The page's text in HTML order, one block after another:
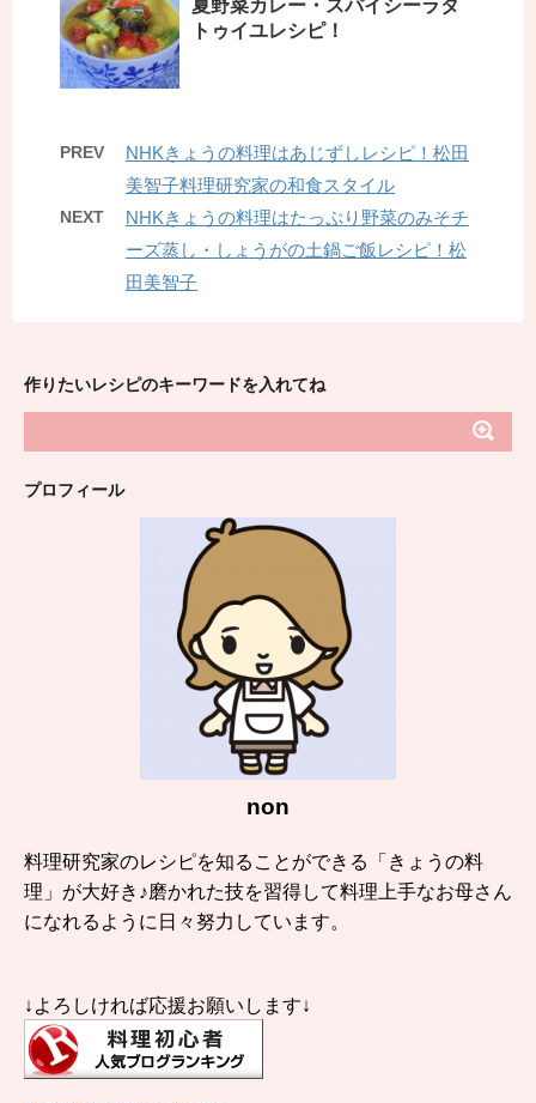
夏野菜カレー・スパイシーラタ
トゥイユレシピ！
PREV
NHKきょうの料理はあじずしレシピ！松田
美智子料理研究家の和食スタイル
NEXT
NHKきょうの料理はたっぷり野菜のみそチ
ーズ蒸し・しょうがの土鍋ご飯レシピ！松
田美智子
作りたいレシピのキーワードを入れてね
プロフィール
non
料理研究家のレシピを知ることができる「きょうの料
理」が大好き♪磨かれた技を習得して料理上手なお母さん
になれるように日々努力しています。
↓よろしければ応援お願いします↓